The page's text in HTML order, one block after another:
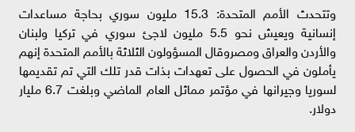
وتتحدث الأمم المتحدة: 15.3 مليون سوري بحاجة مساعدات
إنسانية ويعيش نحو 5.5 مليون لاجئ سوري في تركيا ولبنان
والأردن والعراق ومصروقال المسؤولون الثلاثة بالأمم المتحدة إنهم
يأملون في الحصول على تعهدات بذات قدر تلك التي تم تقديمها
لسوريا وجيرانها في مؤتمر مماثل العام الماضي وبلغت 6.7 مليار
دولار.